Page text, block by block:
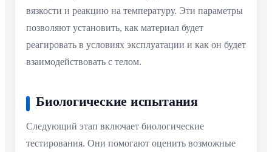
вязкости и реакцию на температуру. Эти параметры
позволяют установить, как материал будет
реагировать в условиях эксплуатации и как он будет
взаимодействовать с телом.
Биологические испытания
Следующий этап включает биологические
тестирования. Они помогают оценить возможные